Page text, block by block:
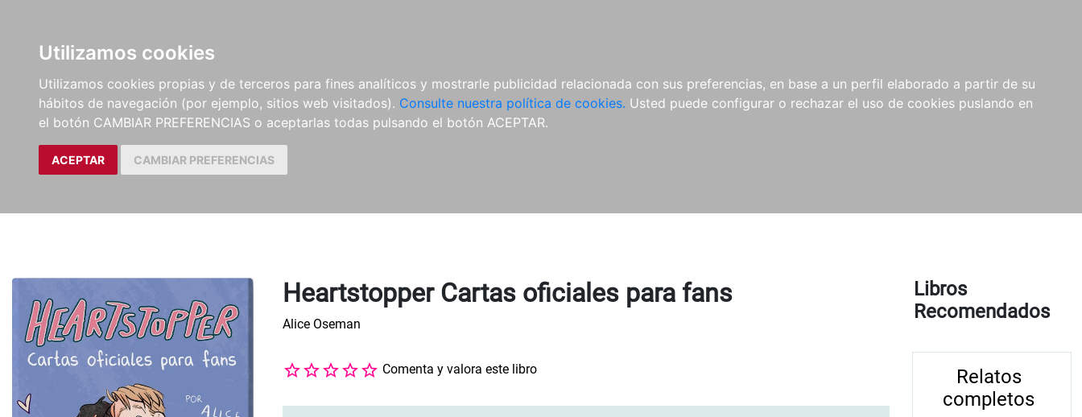
Utilizamos cookies
Utilizamos cookies propias y de terceros para fines analíticos y mostrarle publicidad relacionada con sus preferencias, en base a un perfil elaborado a partir de su
hábitos de navegación (por ejemplo, sitios web visitados). Consulte nuestra política de cookies. Usted puede configurar o rechazar el uso de cookies puslando en
el botón CAMBIAR PREFERENCIAS o aceptarlas todas pulsando el botón ACEPTAR.
ACEPTAR CAMBIAR PREFERENCIAS
Heartstopper Cartas oficiales para fans
Alice Oseman
Comenta y valora este libro
Libros
Recomendados
Relatos
completos